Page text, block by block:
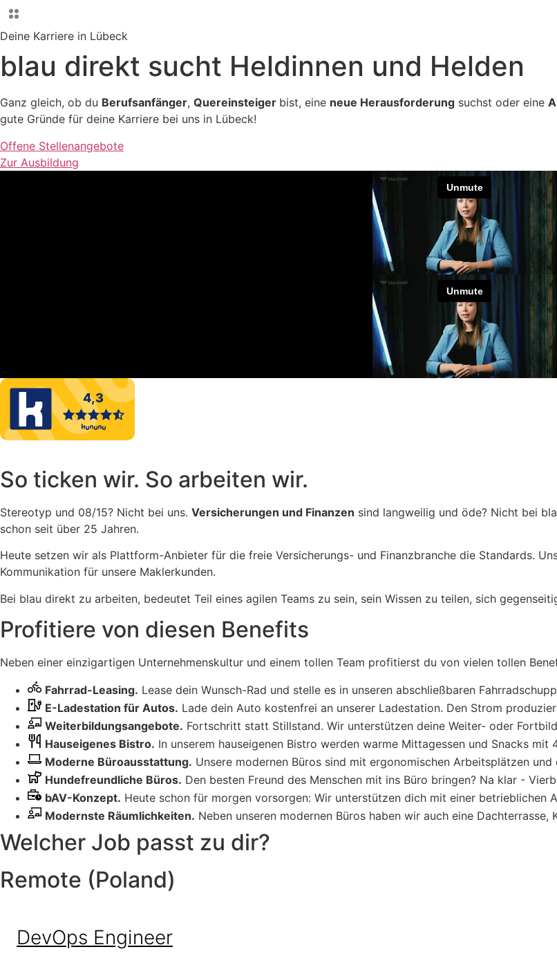
Deine Karriere in Lübeck
blau direkt sucht Heldinnen und Helden
Ganz gleich, ob du Berufsanfänger, Quereinsteiger bist, eine neue Herausforderung suchst oder eine
gute Gründe für deine Karriere bei uns in Lübeck!
Offene Stellenangebote
Zur Ausbildung
So ticken wir. So arbeiten wir.
Stereotyp und 08/15? Nicht bei uns. Versicherungen und Finanzen sind langweilig und öde? Nicht bei
schon seit über 25 Jahren.
Heute setzen wir als Plattform-Anbieter für die freie Versicherungs- und Finanzbranche die Standards.
Kommunikation für unsere Maklerkunden.
Bei blau direkt zu arbeiten, bedeutet Teil eines agilen Teams zu sein, sein Wissen zu teilen, sich
Profitiere von diesen Benefits
Neben einer einzigartigen Unternehmenskultur und einem tollen Team profitierst du von vielen tollen
Fahrrad-Leasing. Lease dein Wunsch-Rad und stelle es in unseren abschließbaren
E-Ladestation für Autos. Lade dein Auto kostenfrei an unserer Ladestation. Den Strom
Weiterbildungsangebote. Fortschritt statt Stillstand. Wir unterstützen deine Weiter- oder
Hauseigenes Bistro. In unserem hauseigenen Bistro werden warme Mittagessen und Snacks
Moderne Büroausstattung. Unsere modernen Büros sind mit ergonomischen Arbeitsplätzen
Hundefreundliche Büros. Den besten Freund des Menschen mit ins Büro bringen? Na klar -
bAV-Konzept. Heute schon für morgen vorsorgen: Wir unterstützen dich mit einer betrieblichen
Modernste Räumlichkeiten. Neben unseren modernen Büros haben wir auch eine
Welcher Job passt zu dir?
Remote (Poland)
DevOps Engineer